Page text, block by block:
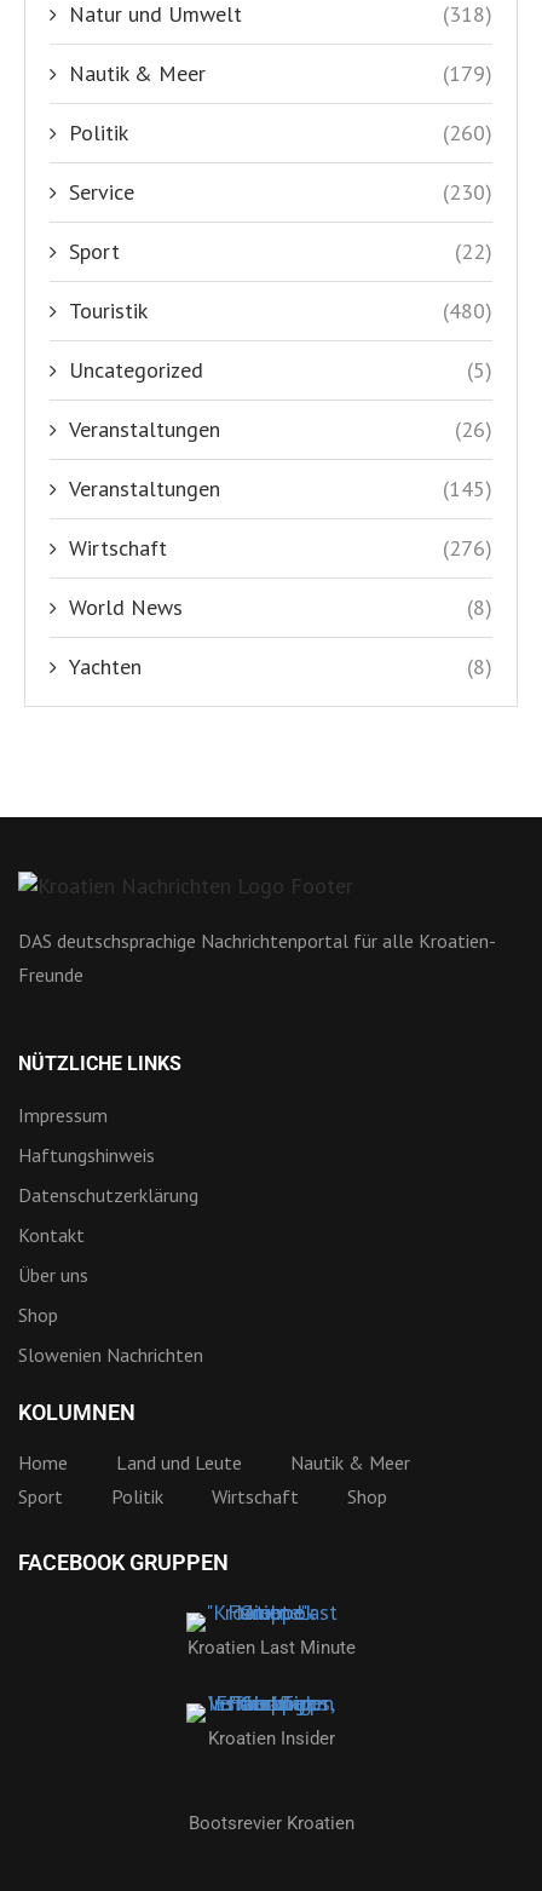
Natur und Umwelt (318)
Nautik & Meer (179)
Politik (260)
Service (230)
Sport (22)
Touristik (480)
Uncategorized (5)
Veranstaltungen (26)
Veranstaltungen (145)
Wirtschaft (276)
World News (8)
Yachten (8)
DAS deutschsprachige Nachrichtenportal für alle Kroatien-
Freunde
NÜTZLICHE LINKS
Impressum
Haftungshinweis
Datenschutzerklärung
Kontakt
Über uns
Shop
Slowenien Nachrichten
KOLUMNEN
Home Land und Leute
Nautik & Meer
Sport
Politik Wirtschaft Shop
FACEBOOK GRUPPEN
Kroatien Last Minute
Kroatien Insider
Bootsrevier Kroatien